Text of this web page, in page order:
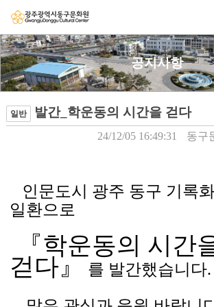
공지사항
일반 발간_학운동의 시간을 걷다
24/12/05 16:49:31 동구
인문도시 광주 동구 기록
일환으로
『학운동의 시간
걷다』 를 발간했습니다.